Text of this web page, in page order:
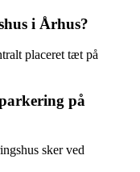
i Århus?
placeret tæt på
på
sker ved